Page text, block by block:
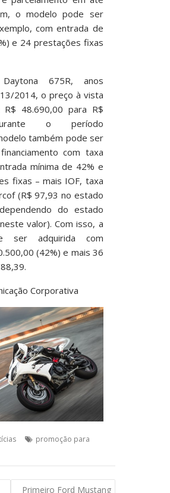
o modelo pode ser
com entrada de
e 24 prestações fixas
675R, anos
2014, o preço à vista
48.690,00 para R$
o período
também pode ser
com taxa
mínima de 42% e
fixas – mais IOF, taxa
(R$ 97,93 no estado
do estado
valor). Com isso, a
ser adquirida com
(42%) e mais 36
Corporativa
promoção para
Primeiro Ford Mustang